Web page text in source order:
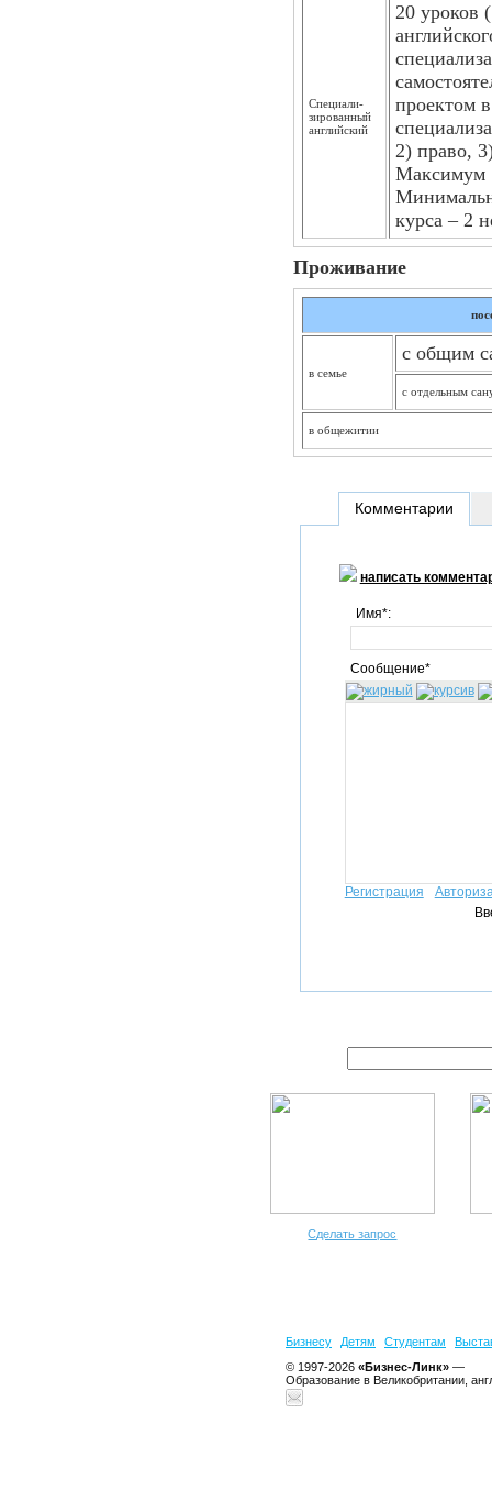
Специали­
зированный
английский
20 уроков
проектом
2) право,
Максимум
курса – 2
Проживание
в семье
с общим
с отдельным
в общежитии
Комментарии
написать
Имя*:
Сообщение*
Регистрация
Сделать запрос
Бизнесу Детям Студентам
© 1997-2026 «Бизнес-Линк» —
Образование в Великобритании,